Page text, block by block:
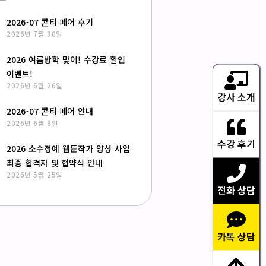
2026-07 콘티 페어 후기
2026년 7월 30일
2026 여름방학 맞이! 수강료 할인
이벤트!
2026년 6월 26일
2026-07 콘티 페어 안내
2026년 6월 8일
2026 소수정예 웹툰작가 양성 사업
최종 합격자 및 협약식 안내
2026년 5월 25일
강사 소개
수강 후기
전화 상담
카톡 상담